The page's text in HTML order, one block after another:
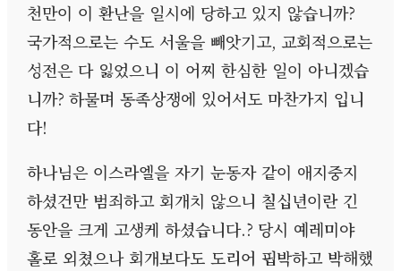
천만이 이 환난을 일시에 당하고 있지 않습니까?
국가적으로는 수도 서울을 빼앗기고, 교회적으로는
성전은 다 잃었으니 이 어찌 한심한 일이 아니겠습
니까? 하물며 동족상쟁에 있어서도 마찬가지 입니
다!
하나님은 이스라엘을 자기 눈동자 같이 애지중지
하셨건만 범죄하고 회개치 않으니 칠십년이란 긴
동안을 크게 고생케 하셨습니다.? 당시 예레미야
홀로 외쳤으나 회개보다도 도리어 핍박하고 박해했